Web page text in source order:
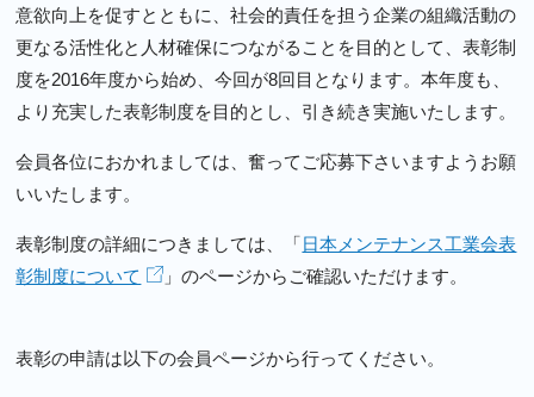
意欲向上を促すとともに、社会的責任を担う企業の組織活動の
更なる活性化と人材確保につながることを目的として、表彰制
度を2016年度から始め、今回が8回目となります。本年度も、
より充実した表彰制度を目的とし、引き続き実施いたします。
会員各位におかれましては、奮ってご応募下さいますようお願
いいたします。
表彰制度の詳細につきましては、「日本メンテナンス工業会表
彰制度について
」のページからご確認いただけます。
表彰の申請は以下の会員ページから行ってください。